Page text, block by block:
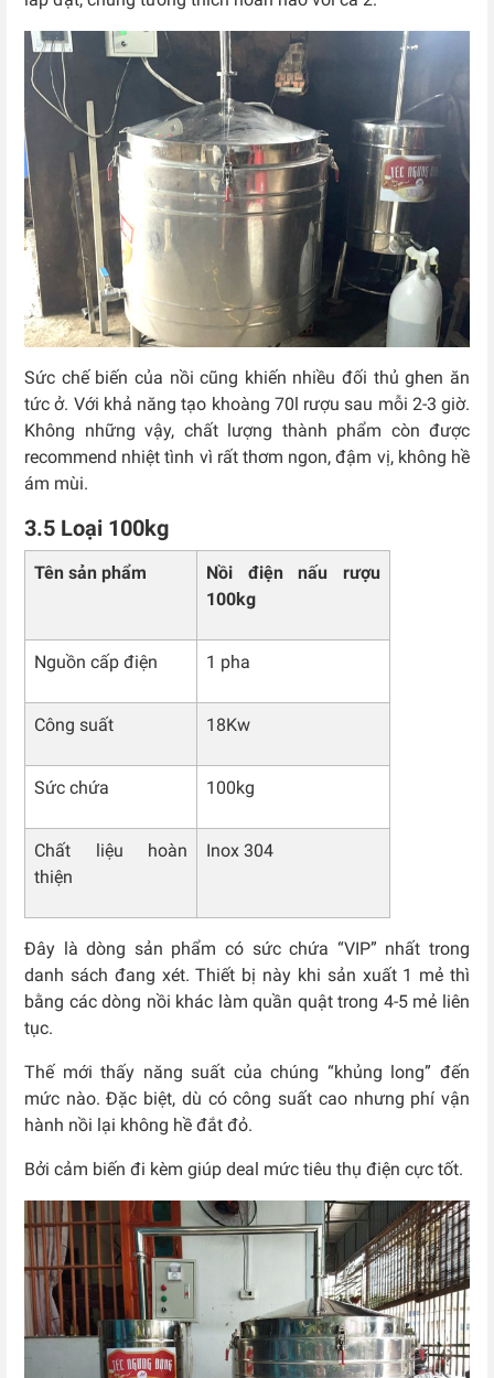
Sức chế biến của nồi cũng khiến nhiều đối thủ ghen ăn
tức ở. Với khả năng tạo khoàng 70l rượu sau mỗi 2-3 giờ.
Không những vậy, chất lượng thành phẩm còn được
recommend nhiệt tình vì rất thơm ngon, đậm vị, không hề
ám mùi.
3.5 Loại 100kg
Tên sản phẩm
Nồi điện nấu rượu
100kg
Nguồn cấp điện 1 pha
Công suất 18Kw
Sức chứa 100kg
Chất liệu hoàn
thiện
Inox 304
Đây là dòng sản phẩm có sức chứa “VIP” nhất trong
danh sách đang xét. Thiết bị này khi sản xuất 1 mẻ thì
bằng các dòng nồi khác làm quần quật trong 4-5 mẻ liên
tục.
Thế mới thấy năng suất của chúng “khủng long” đến
mức nào. Đặc biệt, dù có công suất cao nhưng phí vận
hành nồi lại không hề đắt đỏ.
Bởi cảm biến đi kèm giúp deal mức tiêu thụ điện cực tốt.